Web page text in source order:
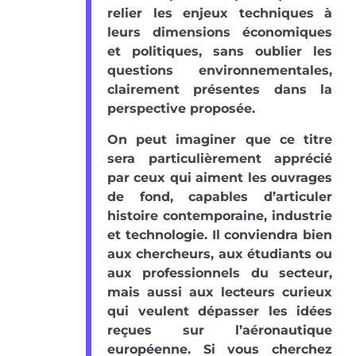
relier les enjeux techniques à
leurs dimensions économiques
et politiques, sans oublier les
questions environnementales,
clairement présentes dans la
perspective proposée.
On peut imaginer que ce titre
sera particulièrement apprécié
par ceux qui aiment les ouvrages
de fond, capables d’articuler
histoire contemporaine, industrie
et technologie. Il conviendra bien
aux chercheurs, aux étudiants ou
aux professionnels du secteur,
mais aussi aux lecteurs curieux
qui veulent dépasser les idées
reçues sur l’aéronautique
européenne. Si vous cherchez